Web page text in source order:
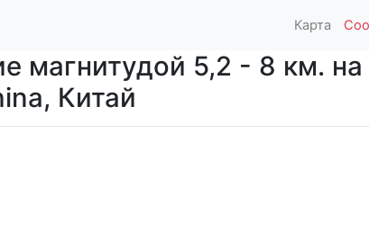
Карта
магнитудой 5,2 - 8 км.
Китай